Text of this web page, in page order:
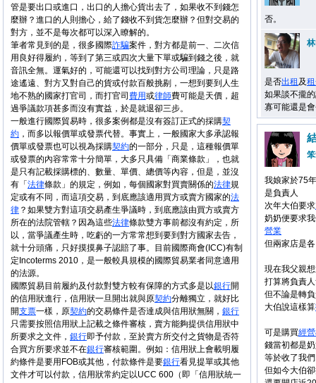
管是要出口或進口，出口的人擔心貨出去了，如果收不到錢怎
麼辦？進口的人則擔心，給了錢收不到貨怎麼辦？但對交易的
對方，並不是每次都可以深入瞭解的。
筆者常見到的是，很多國際詐騙案件，對方都是前一、二次信
用良好得履約，等到了第三或四次大量下單或騙到錢之後，就
音訊全無。運氣好的，可能還可以找到對方公司理論，只是路
途遙遠、對方又對自己的貨或付款百般挑剔，一想到要到人生
地不熟的國家打官司，而打官司 費用或律師費可能是天價，超
過爭議款項甚多而沒有實益，於是就退卻三步。
一般進行國際貿易時，很多案例都是沒有簽訂正式的採購契
約 ，而多以報價單或發票代替。事實上，一般國家大多承認報
價單或發票也可以視為採購契約的一部分，只是，這種報價單
或發票的內容常常十分簡單，大多只具備「商業條款」，也就
是只有記載採購標的、數量、單價、總價等內容，但是，並沒
有「 法律條款」的規定，例如，每個國家對買賣關係的法律規
定或有不同，而這項交易，到底應該適用買方或賣方國家的法
律 ？如果雙方對這項交易產生爭議時，到底應該由買方或賣方
所在的法院管轄？因為這些法律條款雙方事前都沒有約定，所
以，當爭議產生時，吃虧的一方常常想到要到對方國家去告，
就十分頭痛，只好摸摸鼻子認賠了事。目前國際商會(ICC)有制
定Incoterms 2010，是一般較具規模的國際貿易業者同意適用
的法源。
國際貿易目前履約及付款對雙方較有保障的方式多是以銀行開
的信用狀進行，信用狀一旦開出就與原契約分離獨立，就好比
開支票一樣，原契約的交易條件是否達成與信用狀無關， 銀行
只需要按照信用狀上記載之條件審核，賣方能夠提供信用狀中
所要求之文件， 銀行即予付款，至於賣方所交付之貨物是否符
合買方所要求並不在銀行審核範圍。例如：信用狀上會載明履
約條件是要用FOB或其他，付款條件是要銀行看見提單或其他
文件才可以付款，信用狀常約定以UCC 600（即「信用狀統一
否。
是否出租 及
如果談不攏
寡可能還是
我娘家於75
是負責人
次年大伯要求
奶奶便要求
營業
但兩家店是
現在我父親
打算將負責
但不論是轉
大伯說這樣算
可是購買經
錢當初都是
等於收了我
但如今大伯